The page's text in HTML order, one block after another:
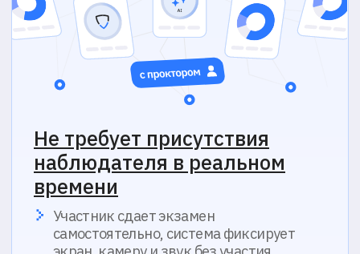
Решения
Телеграм-бот
partners@proctoredu.ru
Мы в социальных сетях